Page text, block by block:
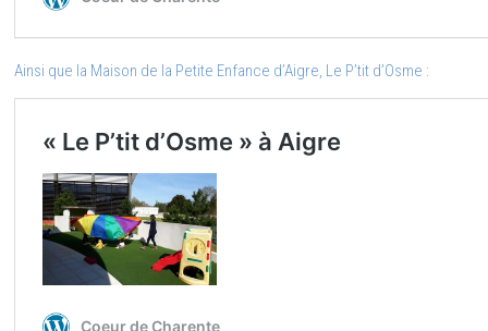
Ainsi que la Maison de la Petite Enfance d’Aigre, Le P’tit d’Osme :